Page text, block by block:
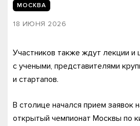
МОСКВА
18 ИЮНЯ 2026
Участников также ждут лекции и
с учеными, представителями
и стартапов.
В столице начался прием заявок
открытый чемпионат Москвы по